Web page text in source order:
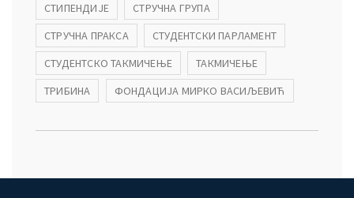
СТИПЕНДИЈЕ
СТРУЧНА ГРУПА
СТРУЧНА ПРАКСА
СТУДЕНТСКИ ПАРЛАМЕНТ
СТУДЕНТСКО ТАКМИЧЕЊЕ
ТАКМИЧЕЊЕ
ТРИБИНА
ФОНДАЦИЈА МИРКО ВАСИЉЕВИЋ